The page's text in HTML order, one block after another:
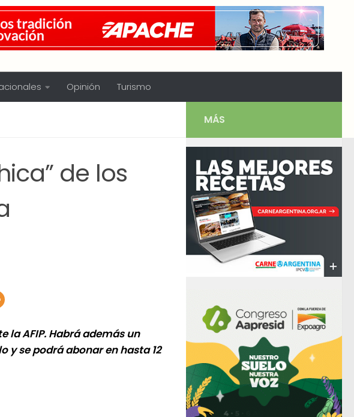
Opinión Turismo
de los
la AFIP. Habrá además un
y se podrá abonar en hasta 12
MÁS